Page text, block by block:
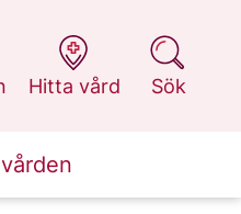
Hitta vård
på 1177.se
Sök
på 1177.se